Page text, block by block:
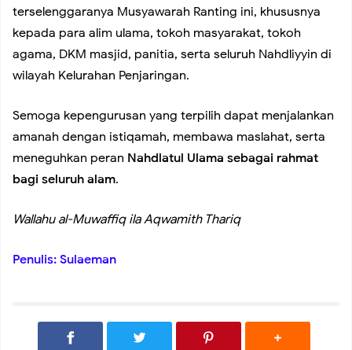
Hari, Babinsa Dampingi Siskamling Bersama Warga Roa
Malaka
Koramil 02/Tambora Pastikan Seluruh Wilayah Aman dari
Genangan, Babinsa Siaga Hadapi Cuaca Ekstrem
Pastikan Stok Bahan Pokok Aman untuk Masyarakat
Selatan, Ajak Warga Jaga Keamanan dan Dukung Program
terselenggaranya Musyawarah Ranting ini, khususnya
kepada para alim ulama, tokoh masyarakat, tokoh
agama, DKM masjid, panitia, serta seluruh Nahdliyyin di
wilayah Kelurahan Penjaringan.
Semoga kepengurusan yang terpilih dapat menjalankan
amanah dengan istiqamah, membawa maslahat, serta
meneguhkan peran Nahdlatul Ulama sebagai rahmat
bagi seluruh alam.
Wallahu al-Muwaffiq ila Aqwamith Thariq
Penulis: Sulaeman